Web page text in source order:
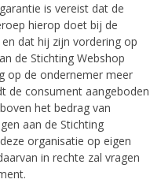
is vereist dat de
hierop doet bij de
dat hij zijn vordering op
de Stichting Webshop
op de ondernemer meer
de consument aangeboden
het bedrag van
aan de Stichting
organisatie op eigen
in rechte zal vragen